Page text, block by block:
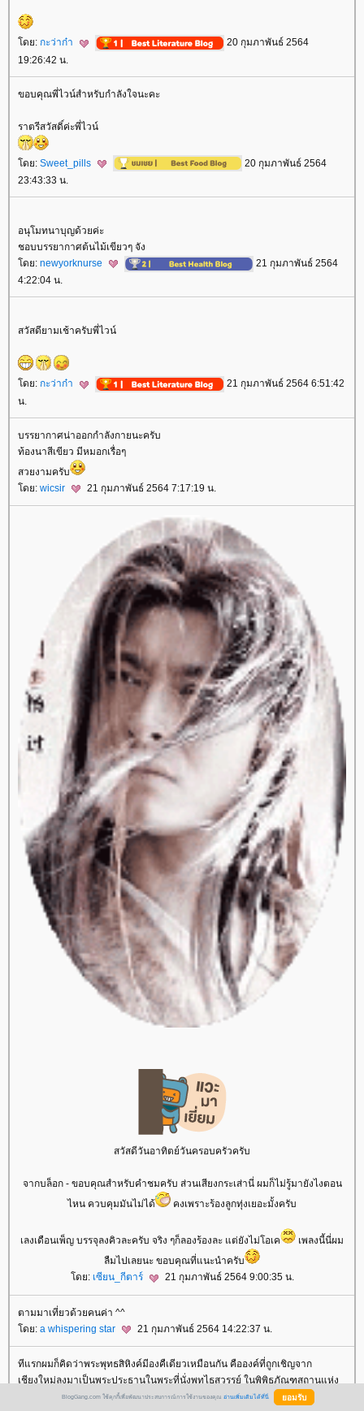
ดย: กะว่าก๋า
20 กุมภาพันธ์ 2564
19:26:42 น.
ขอบคุณพี่ไวน์สำหรับกำลังใจนะคะ
ราตรีสวัสดิ์ค่ะพี่ไวน์
ดย: Sweet_pills
20 กุมภาพันธ์ 2564
23:43:33 น.
อนุโมทนาบุญด้วยค่ะ
ชอบบรรยากาศต้นไม้เขียวๆ จัง
ดย: newyorknurse
21 กุมภาพันธ์ 2564
4:22:04 น.
สวัสดียามเช้าครับพี่ไวน์
ดย: กะว่าก๋า
21 กุมภาพันธ์ 2564 6:51:42
น.
บรรยากาศน่าออกกำลังกายนะครับ
ท้องนาสีเขียว มีหมอกเรื่อๆ
สวยงามครับ
ดย: wicsir 21 กุมภาพันธ์ 2564 7:17:19 น.
สวัสดีวันอาทิตย์วันครอบครัวครับ
จากบล็อก - ขอบคุณสำหรับคำชมครับ ส่วนเสียงกระเส่านี่ ผมก็ไม่รู้มายังไงตอน
ไหน ควบคุมมันไม่ได้
คงเพราะร้องลูกทุ่งเยอะมั้งครับ
เลงเดือนเพ็ญ บรรจุลงคิวละครับ จริง ๆก็ลองร้องละ แต่ยังไม่โอเค
เพลงนี้นี่ผม
ลืมไปเลยนะ ขอบคุณที่แนะนำครับ
ดย: เซียน_กีตาร์ 21 กุมภาพันธ์ 2564 9:00:35 น.
ตามมาเที่ยวด้วยคนค่า ^^
ดย: a whispering star 21 กุมภาพันธ์ 2564 14:22:37 น.
ทีแรกผมก็คิดว่าพระพุทธสิหิงค์มีองคืเดียวเหมือนกัน คือองค์ที่ถูกเชิญจาก
เชียงใหม่ลงมาเป็นพระประธานในพระที่นั่งพุทไธสวรรย์ ในพิพิธภัณฑสถานแห่ง
ชาติพระนครBlogGang.com ใช้คุกกี้เพื่อพัฒนาประสบการณ์การใช้งานของคุณ อ่านเพิ่มเติมได้ที่นี่